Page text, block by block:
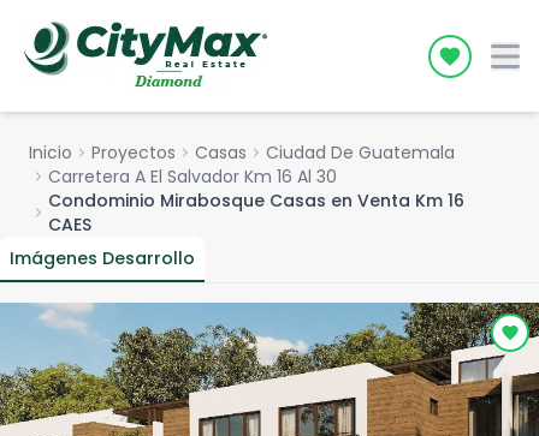
Icon
Inicio chevron_right Proyectos chevron_right Casas chevron_right Ciudad De Guatemala
chevron_right Carretera A El Salvador Km 16 Al 30
chevron_right Condominio Mirabosque Casas en Venta Km 16
CAES
Imágenes Desarrollo